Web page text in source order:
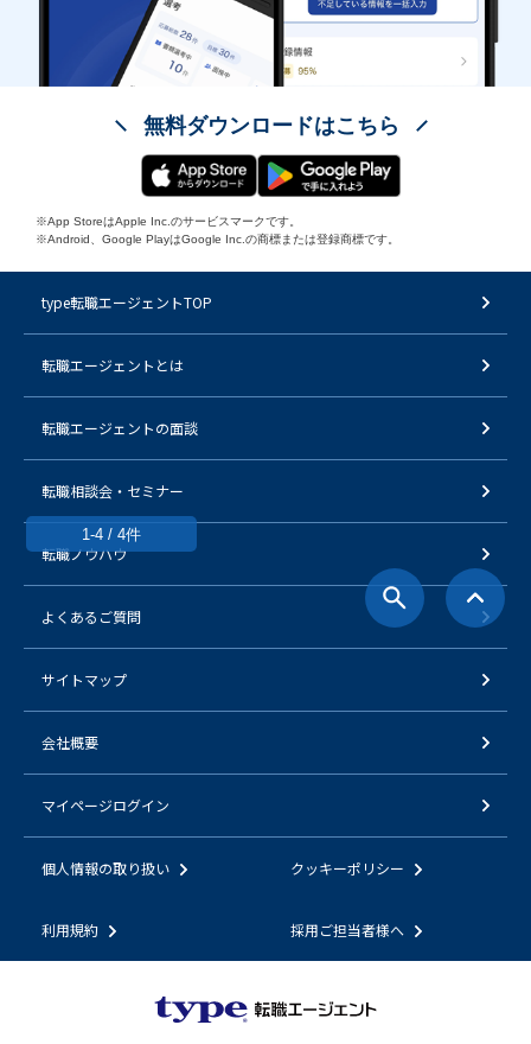
1-4 / 4件
無料ダウンロードはこちら
※App StoreはApple Inc.のサービスマークです。
※Android、Google PlayはGoogle Inc.の商標または登録商標です。
type転職エージェントTOP
転職エージェントとは
転職エージェントの面談
転職相談会・セミナー
転職ノウハウ
よくあるご質問
サイトマップ
会社概要
マイページログイン
個人情報の取り扱い クッキーポリシー
利用規約 採用ご担当者様へ